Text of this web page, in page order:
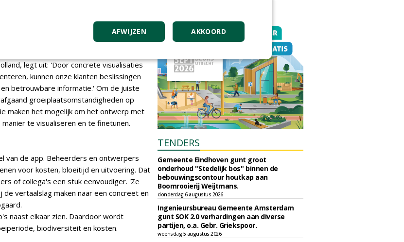
om plannen door te rekenen en te
uitgewerkt: welke mengsels passen
de kosten?
legt uit: 'Door concrete visualisaties
kunnen onze klanten beslissingen
betrouwbare informatie.' Om de juiste
groeiplaatsomstandigheden op
maken het mogelijk om het ontwerp met
te visualiseren en te finetunen.
van de app. Beheerders en ontwerpers
voor kosten, bloeitijd en uitvoering. Dat
of collega's een stuk eenvoudiger. 'Ze
vertaalslag maken naar een concreet en
naast elkaar zien. Daardoor wordt
biodiversiteit en kosten.
TENDERS
Gemeente Eindhoven gunt groot
onderhoud ''Stedelijk bos'' binnen de
bebouwingscontour houtkap aan
Boomrooierij Weijtmans.
donderdag 6 augustus 2026
Ingenieursbureau Gemeente Amsterdam
gunt SOK 2.0 verhardingen aan diverse
partijen, o.a. Gebr. Griekspoor.
woensdag 5 augustus 2026
AKKOORD
AFWIJZEN